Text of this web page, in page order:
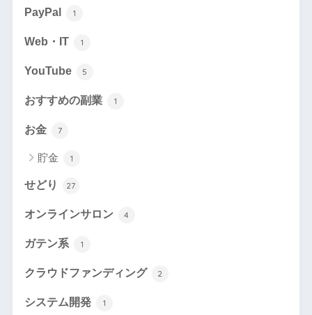
PayPal 1
Web・IT 1
YouTube 5
おすすめの副業 1
お金 7
貯金 1
せどり 27
オンラインサロン 4
ガテン系 1
クラウドファンディング 2
システム開発 1